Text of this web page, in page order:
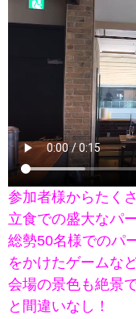
参加者様からたく
立食での盛大なパ
総勢50名様でのパ
をかけたゲームな
会場の景色も絶景
と間違いなし！